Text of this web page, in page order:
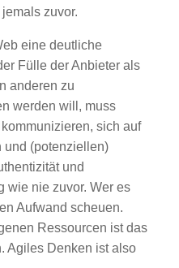
zuvor.
eine deutliche
Fülle der Anbieter als
anderen zu
werden will, muss
sich auf
und (potenziellen)
und
wie nie zuvor. Wer es
Aufwand scheuen.
Ressourcen ist das
Agiles Denken ist also